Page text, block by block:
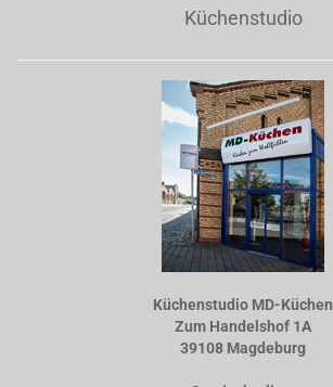
Küchenstudio
Küchenstudio MD-Küchen
Zum Handelshof 1A
39108 Magdeburg